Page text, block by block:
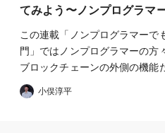
てみよう〜ノンプログラマ
この連載「ノンプログラマーで
門」ではノンプログラマーの方
ブロックチェーンの外側の機
小俣淳平